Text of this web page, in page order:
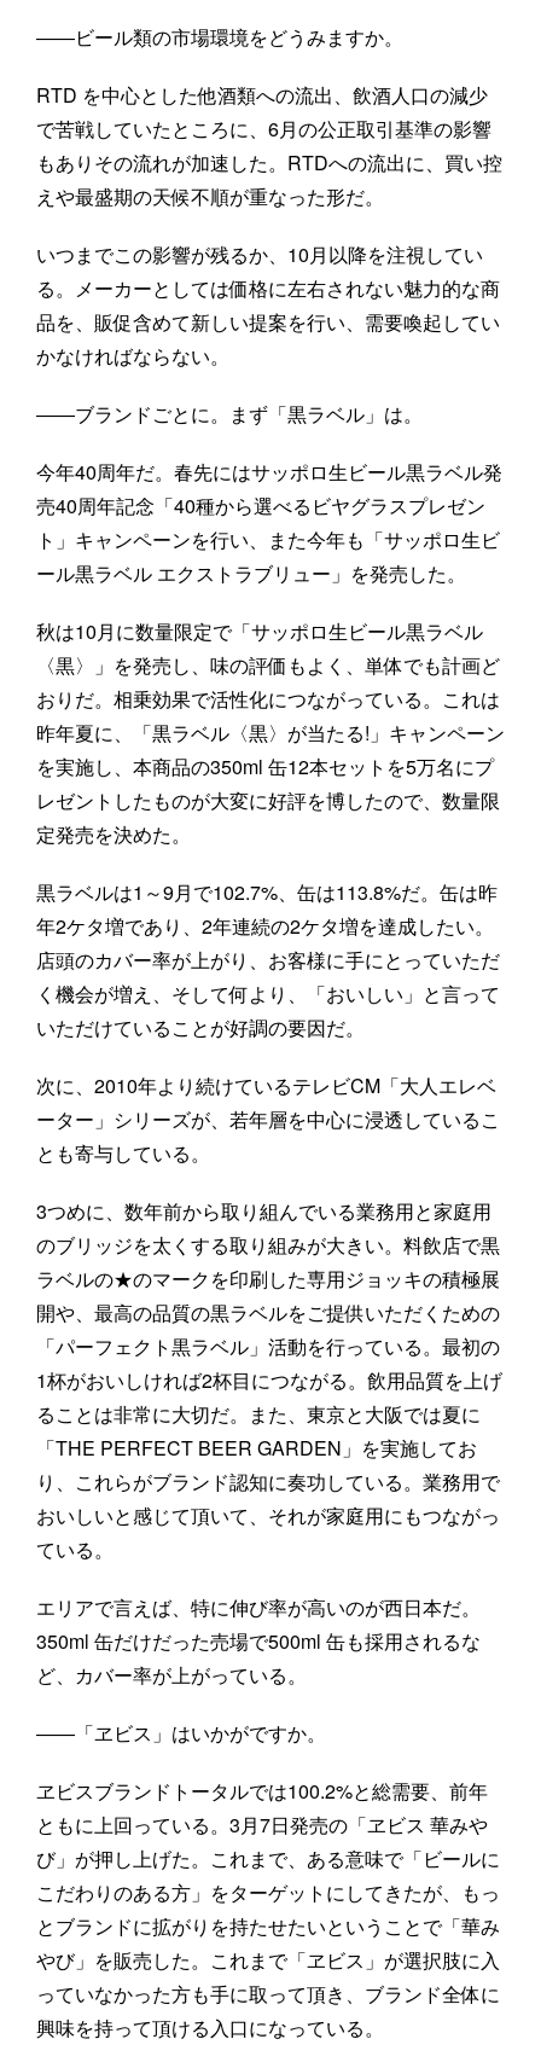
――ビール類の市場環境をどうみますか。
RTD を中心とした他酒類への流出、飲酒人口の減少
で苦戦していたところに、6月の公正取引基準の影響
もありその流れが加速した。RTDへの流出に、買い控
えや最盛期の天候不順が重なった形だ。
いつまでこの影響が残るか、10月以降を注視してい
る。メーカーとしては価格に左右されない魅力的な商
品を、販促含めて新しい提案を行い、需要喚起してい
かなければならない。
――ブランドごとに。まず「黒ラベル」は。
今年40周年だ。春先にはサッポロ生ビール黒ラベル発
売40周年記念「40種から選べるビヤグラスプレゼン
ト」キャンペーンを行い、また今年も「サッポロ生ビ
ール黒ラベル エクストラブリュー」を発売した。
秋は10月に数量限定で「サッポロ生ビール黒ラベル
〈黒〉」を発売し、味の評価もよく、単体でも計画ど
おりだ。相乗効果で活性化につながっている。これは
昨年夏に、「黒ラベル〈黒〉が当たる!」キャンペーン
を実施し、本商品の350ml 缶12本セットを5万名にプ
レゼントしたものが大変に好評を博したので、数量限
定発売を決めた。
黒ラベルは1～9月で102.7%、缶は113.8%だ。缶は昨
年2ケタ増であり、2年連続の2ケタ増を達成したい。
店頭のカバー率が上がり、お客様に手にとっていただ
く機会が増え、そして何より、「おいしい」と言って
いただけていることが好調の要因だ。
次に、2010年より続けているテレビCM「大人エレベ
ーター」シリーズが、若年層を中心に浸透しているこ
とも寄与している。
3つめに、数年前から取り組んでいる業務用と家庭用
のブリッジを太くする取り組みが大きい。料飲店で黒
ラベルの★のマークを印刷した専用ジョッキの積極展
開や、最高の品質の黒ラベルをご提供いただくための
「パーフェクト黒ラベル」活動を行っている。最初の
1杯がおいしければ2杯目につながる。飲用品質を上げ
ることは非常に大切だ。また、東京と大阪では夏に
「THE PERFECT BEER GARDEN」を実施してお
り、これらがブランド認知に奏功している。業務用で
おいしいと感じて頂いて、それが家庭用にもつながっ
ている。
エリアで言えば、特に伸び率が高いのが西日本だ。
350ml 缶だけだった売場で500ml 缶も採用されるな
ど、カバー率が上がっている。
――「ヱビス」はいかがですか。
ヱビスブランドトータルでは100.2%と総需要、前年
ともに上回っている。3月7日発売の「ヱビス 華みや
び」が押し上げた。これまで、ある意味で「ビールに
こだわりのある方」をターゲットにしてきたが、もっ
とブランドに拡がりを持たせたいということで「華み
やび」を販売した。これまで「ヱビス」が選択肢に入
っていなかった方も手に取って頂き、ブランド全体に
興味を持って頂ける入口になっている。